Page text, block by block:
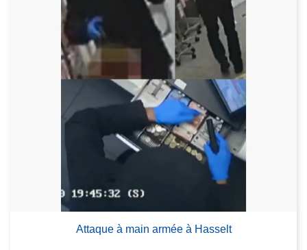
Attaque à main armée à Hasselt